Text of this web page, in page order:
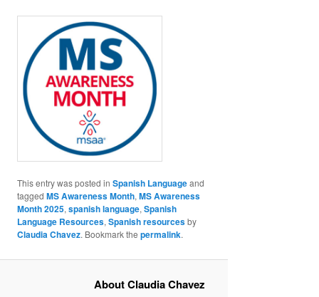
This entry was posted inSpanish Languageand
taggedMS Awareness Month,MS Awareness
Month 2025,spanish language,Spanish
Language Resources,Spanish resourcesby
Claudia Chavez. Bookmark thepermalink.
About Claudia Chavez